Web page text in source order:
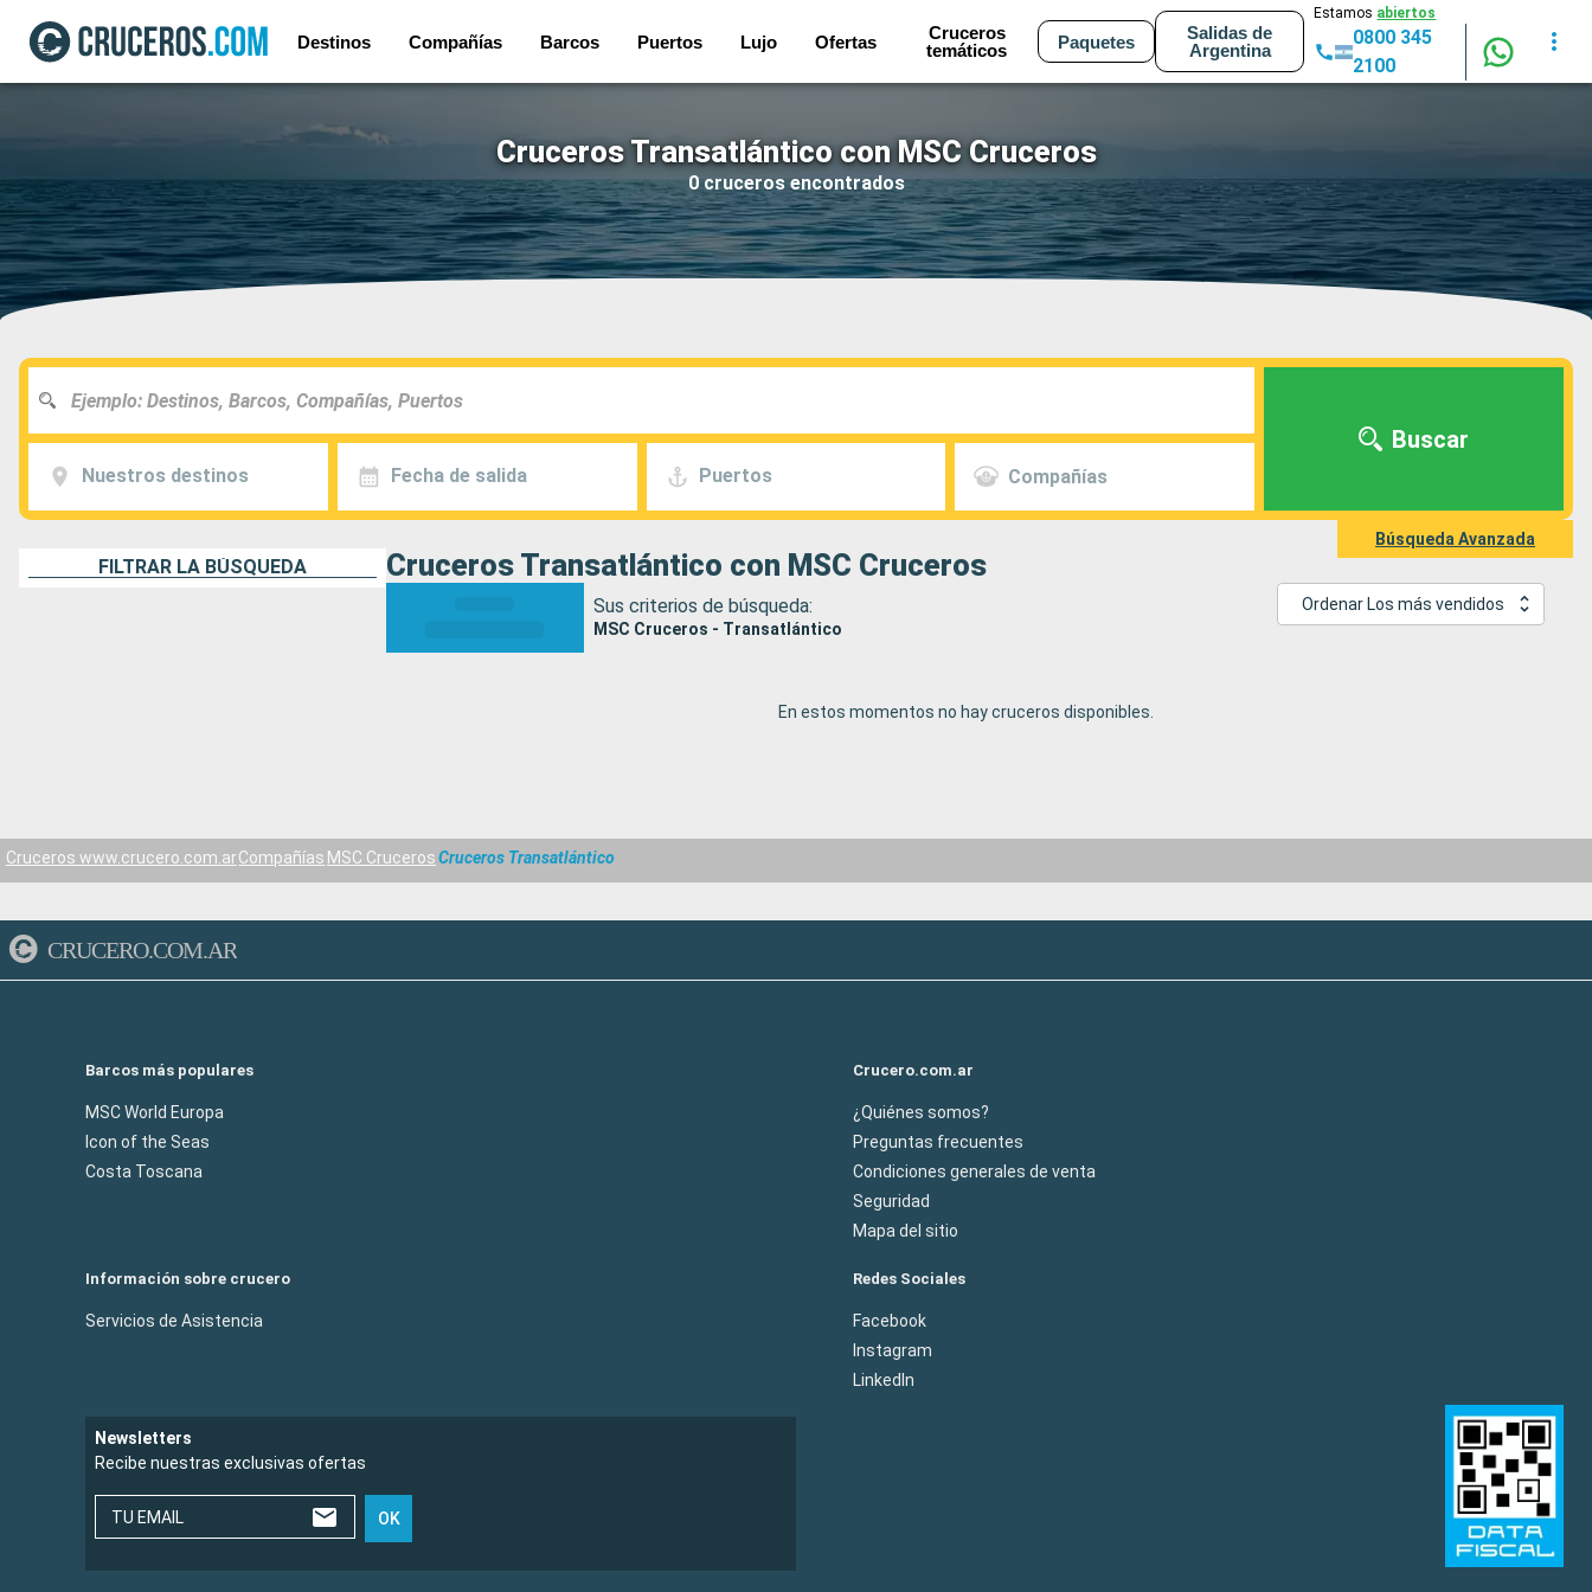
Destinos Compañías Barcos Puertos Lujo Ofertas
Cruceros
temáticos
Paquetes
Salidas de
Argentina
Estamos abiertos
0800 345
2100
Cruceros Transatlántico con MSC Cruceros
0 cruceros encontrados
Nuestros destinos Fecha de salida Puertos Compañías
Buscar
Búsqueda Avanzada
FILTRAR LA BÚSQUEDA Cruceros Transatlántico con MSC Cruceros
Sus criterios de búsqueda:
MSC Cruceros - Transatlántico
Ordenar Los más vendidos
En estos momentos no hay cruceros disponibles.
Cruceros www.crucero.com.arCompañías MSC CrucerosCruceros Transatlántico
CRUCERO.COM.AR
Barcos más populares
MSC World Europa
Icon of the Seas
Costa Toscana
Crucero.com.ar
¿Quiénes somos?
Preguntas frecuentes
Condiciones generales de venta
Seguridad
Mapa del sitio
Información sobre crucero
Servicios de Asistencia
Redes Sociales
Facebook
Instagram
LinkedIn
Newsletters
Recibe nuestras exclusivas ofertas
TU EMAIL OK